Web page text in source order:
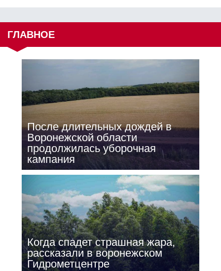
ГЛАВНОЕ
После длительных дождей в
Воронежской области
продолжилась уборочная
кампания
Когда спадет страшная жара,
рассказали в воронежском
Гидрометцентре